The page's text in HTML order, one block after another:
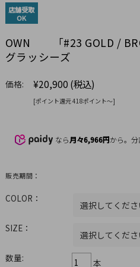
店舗受取
OK
OWN 「#23 GOLD /
グラッシーズ
価格: ¥20,900 (税込)
[ポイント還元 418ポイント〜]
なら月々6,966円から。
販売期間：
COLOR：
SIZE：
数量: 本